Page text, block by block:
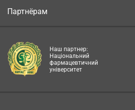
Партнёрам
Наш партнер:
Національний
фармацевтичний
університет